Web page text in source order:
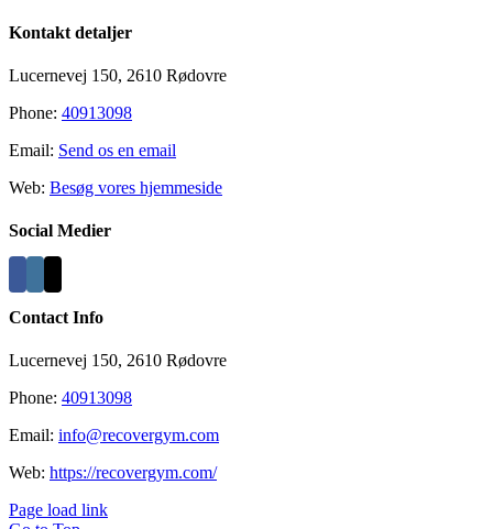
Kontakt detaljer
Lucernevej 150, 2610 Rødovre
Phone: 40913098
Email: Send os en email
Web: Besøg vores hjemmeside
Social Medier
Contact Info
Lucernevej 150, 2610 Rødovre
Phone: 40913098
Email: info@recovergym.com
Web: https://recovergym.com/
Page load link